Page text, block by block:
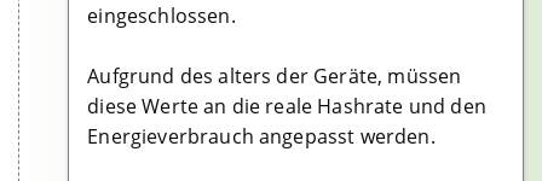
eingeschlossen.
Aufgrund des alters der Geräte, müssen
diese Werte an die reale Hashrate und den
Energieverbrauch angepasst werden.